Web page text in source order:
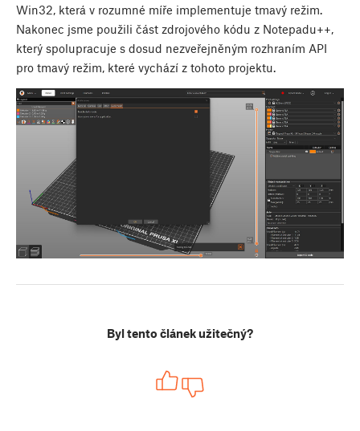
Win32, která v rozumné míře implementuje tmavý režim.
Nakonec jsme použili část zdrojového kódu z Notepadu++,
který spolupracuje s dosud nezveřejněným rozhraním API
pro tmavý režim, které vychází z tohoto projektu.
Byl tento článek užitečný?